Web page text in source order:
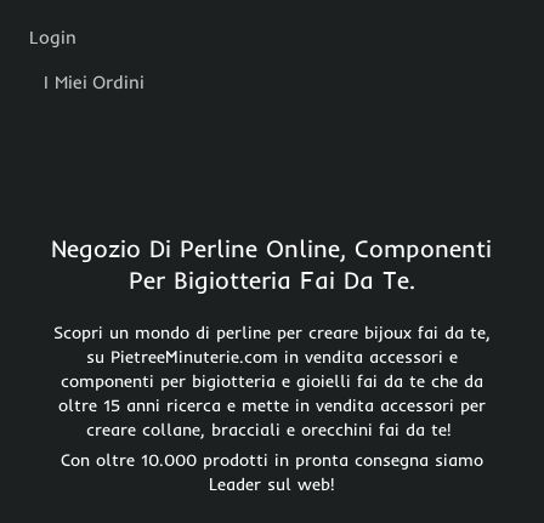
Login
I Miei Ordini
Negozio Di Perline Online, Componenti
Per Bigiotteria Fai Da Te.
Scopri un mondo di perline per creare bijoux fai da te,
su PietreeMinuterie.com in vendita accessori e
componenti per bigiotteria e gioielli fai da te che da
oltre 15 anni ricerca e mette in vendita accessori per
creare collane, bracciali e orecchini fai da te!
Con oltre 10.000 prodotti in pronta consegna siamo
Leader sul web!